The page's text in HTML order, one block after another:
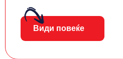
Види повеќе